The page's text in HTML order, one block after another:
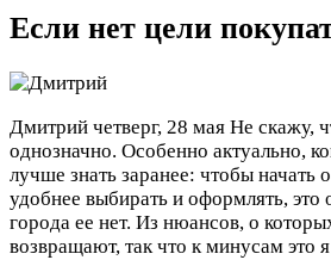
Если нет цели
Дмитрий четверг, 28 мая Не скажу,
однозначно. Особенно актуально,
лучше знать заранее: чтобы
удобнее выбирать и оформлять, это
города ее нет. Из нюансов, о
возвращают, так что к минусам это